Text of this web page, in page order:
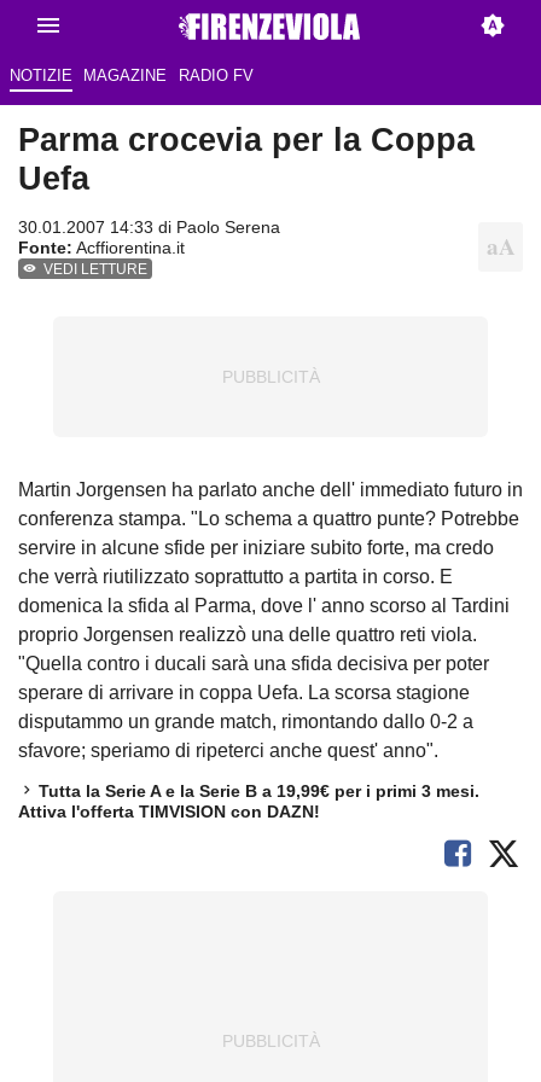
NOTIZIE MAGAZINE RADIO FV
Parma crocevia per la Coppa
Uefa
30.01.2007 14:33 di Paolo Serena
Fonte: Acffiorentina.it
VEDI LETTURE
Martin Jorgensen ha parlato anche dell' immediato futuro in
conferenza stampa. "Lo schema a quattro punte? Potrebbe
servire in alcune sfide per iniziare subito forte, ma credo
che verrà riutilizzato soprattutto a partita in corso. E
domenica la sfida al Parma, dove l' anno scorso al Tardini
proprio Jorgensen realizzò una delle quattro reti viola.
"Quella contro i ducali sarà una sfida decisiva per poter
sperare di arrivare in coppa Uefa. La scorsa stagione
disputammo un grande match, rimontando dallo 0-2 a
sfavore; speriamo di ripeterci anche quest' anno".
Tutta la Serie A e la Serie B a 19,99€ per i primi 3 mesi.
Attiva l'offerta TIMVISION con DAZN!